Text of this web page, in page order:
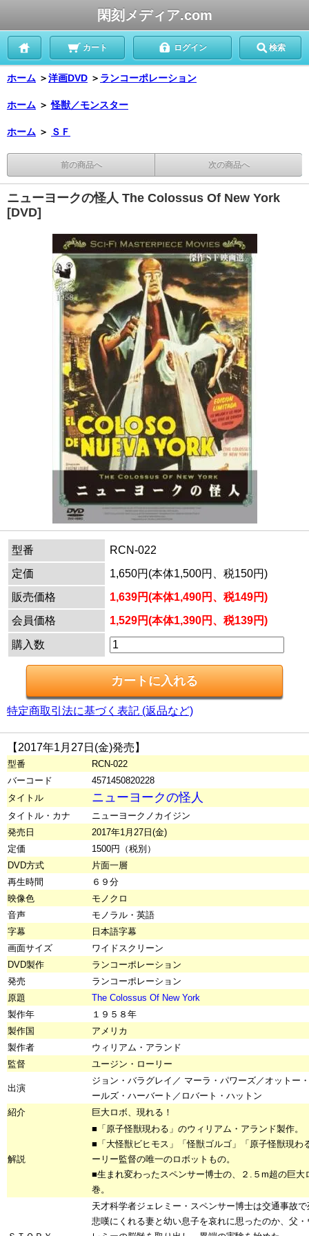
閑刻メディア.com
カート ログイン 検索
ホーム ＞洋画DVD ＞ ランコーポレーション
ホーム ＞ 怪獣／モンスター
ホーム ＞ ＳＦ
前の商品へ 次の商品へ
ニューヨークの怪人 The Colossus Of New York
[DVD]
型番
RCN-022
定価
1,650円(本体1,500円、税150円)
販売価格
1,639円(本体1,490円、税149円)
会員価格
1,529円(本体1,390円、税139円)
購入数
特定商取引法に基づく表記 (返品など)
【2017年1月27日(金)発売】
型番
RCN-022
バーコード
4571450820228
タイトル
ニューヨークの怪人
タイトル・カナ
ニューヨークノカイジン
発売日
2017年1月27日(金)
定価
1500円（税別）
DVD方式
片面一層
再生時間
６９分
映像色
モノクロ
音声
モノラル・英語
字幕
日本語字幕
画面サイズ
ワイドスクリーン
DVD製作
ランコーポレーション
発売
ランコーポレーション
原題
The Colossus Of New York
製作年
１９５８年
製作国
アメリカ
製作者
ウィリアム・アランド
監督
ユージン・ローリー
出演
ジョン・バラグレイ／ マーラ・パワーズ／オットー
ールズ・ハーバート／ロバート・ハットン
紹介
巨大ロボ、現れる！
解説
■「原子怪獣現わる」のウィリアム・アランド製作。
■「大怪獣ビヒモス」「怪獣ゴルゴ」「原子怪獣現わ
ーリー監督の唯一のロボットもの。
■生まれ変わったスペンサー博士の、２.５m超の巨大
巻。
天才科学者ジェレミー・スペンサー博士は交通事故
悲嘆にくれる妻と幼い息子を哀れに思ったのか、父